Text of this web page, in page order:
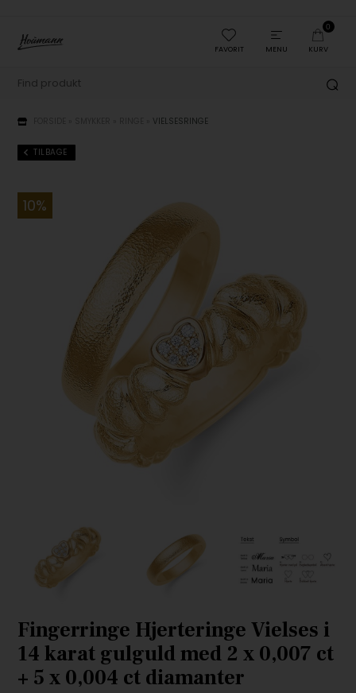
FAVORIT MENU
0
KURV
VIELSESRINGE
TILBAGE
Fingerringe Hjerteringe Vielses i
14 karat gulguld med 2 x 0,007 ct
+ 5 x 0,004 ct diamanter
10%